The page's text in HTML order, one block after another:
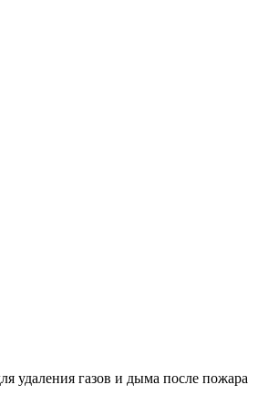
удаления газов и дыма после пожара